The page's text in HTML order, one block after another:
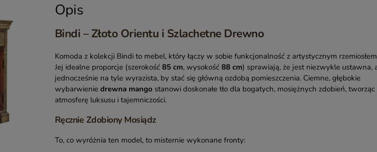
Opis
Bindi – Złoto Orientu i Szlachetne Drewno
Komoda z kolekcji Bindi to mebel, który łączy w sobie funkcjonalność z artystycznym
Jej idealne proporcje (szerokość 85 cm, wysokość 88 cm) sprawiają, że jest niezwykle ustawna,
jednocześnie na tyle wyrazista, by stać się główną ozdobą pomieszczenia. Ciemne, głębokie
wybarwienie drewna mango stanowi doskonałe tło dla bogatych, mosiężnych zdobień, tworząc
atmosferę luksusu i tajemniczości.
Ręcznie Zdobiony Mosiądz
To, co wyróżnia ten model, to misternie wykonane fronty: